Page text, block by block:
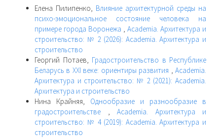
Елена Пилипенко, Влияние архитектурной среды на
психо-эмоциональное состояние человека на
примере города Воронежа , Academia. Архитектура и
строительство: № 2 (2026): Academia. Архитектура и
строительство
Георгий Потаев, Градостроительство в Республике
Беларусь в XXI веке: ориентиры развития ,Academia.
Архитектура и строительство: № 2 (2021): Academia.
Архитектура и строительство
Нина Крайняя, Однообразие и разнообразие в
градостроительстве , Academia. Архитектура и
строительство: № 4 (2019): Academia. Архитектура и
строительство